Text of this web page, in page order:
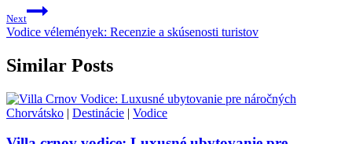
Next
Vodice vélemények: Recenzie a skúsenosti turistov
Similar Posts
Chorvátsko | Destinácie | Vodice